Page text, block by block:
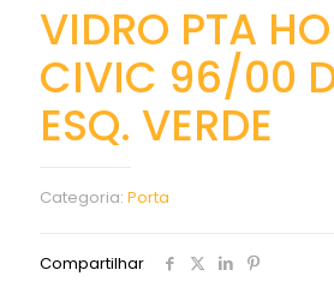
VIDRO PTA
CIVIC 96/00
ESQ. VERDE
Categoria: Porta
Compartilhar